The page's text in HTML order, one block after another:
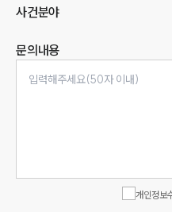
사건분야
문의내용
개인정보